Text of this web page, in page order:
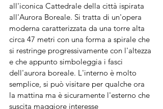
all'iconica Cattedrale della città ispirata
all'Aurora Boreale. Si tratta di un'opera
moderna caratterizzata da una torre alta
circa 47 metri con una forma a spirale che
si restringe progressivamente con l'altezza
e che appunto simboleggia i fasci
dell'aurora boreale. L'interno è molto
semplice, si può visitare per qualche ora
la mattina ma è sicuramente l'esterno che
suscita maggiore interesse